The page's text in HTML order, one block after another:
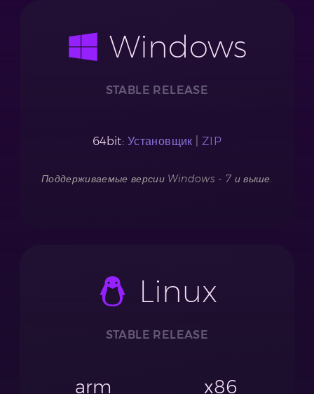
Windows
STABLE RELEASE
64bit: Установщик ZIP
Поддерживаемые версии Windows - 7 и выше.
Linux
STABLE RELEASE
arm x86